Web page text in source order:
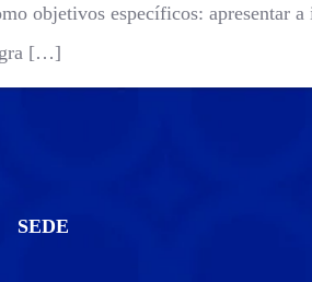
objetivos específicos: apresentar
[…]
SEDE